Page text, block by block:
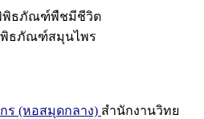
พิธภัณฑ์พืชมีชีวิต
ธภัณฑ์สมุนไพร
ร (หอสมุดกลาง) สำนักงานวิทย